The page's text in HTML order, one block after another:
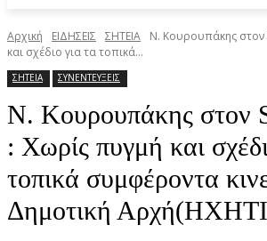
Αρχική ΕΙΔΗΣΕΙΣ ΣΗΤΕΙΑ
Ν. Κουρουπάκης στον
και σχέδιο για τα τοπικά...
ΣΗΤΕΙΑ ΣΥΝΕΝΤΕΥΞΕΙΣ
Ν. Κουρουπάκης στον
: Χωρίς πυγμή και
τοπικά συμφέροντα
Δημοτική